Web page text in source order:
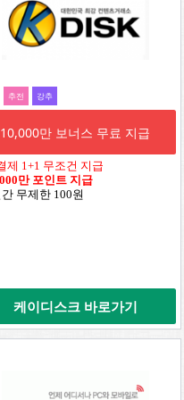
추전 강추
10,000만 보너스 무료 지급
제 1+1 무조건 지급
만 포인트 지급
무제한 100원
케이디스크 바로가기